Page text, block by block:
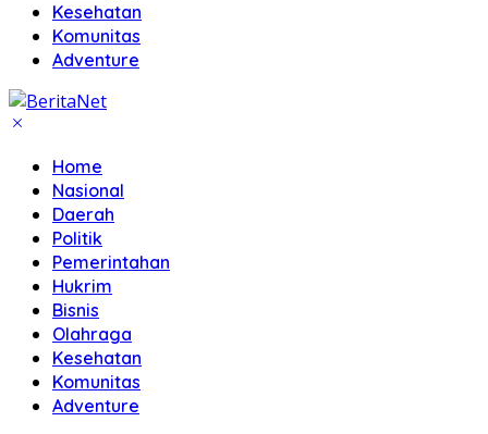
Kesehatan
Komunitas
Adventure
Home
Nasional
Daerah
Politik
Pemerintahan
Hukrim
Bisnis
Olahraga
Kesehatan
Komunitas
Adventure